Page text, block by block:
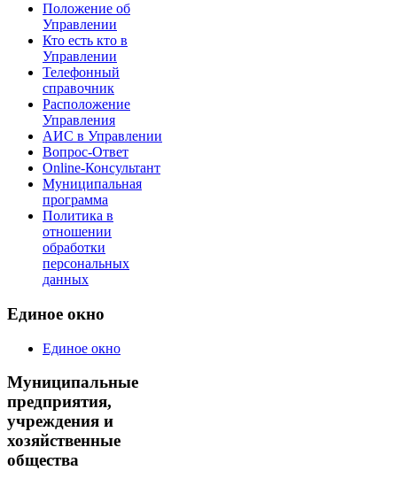
Положение об
Управлении
Кто есть кто в
Управлении
Телефонный
справочник
Расположение
Управления
АИС в Управлении
Вопрос-Ответ
Online-Консультант
Муниципальная
программа
Политика в
отношении
обработки
персональных
данных
Единое окно
Единое окно
Муниципальные
предприятия,
учреждения и
хозяйственные
общества